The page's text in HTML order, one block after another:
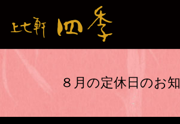
８月の定休日のお